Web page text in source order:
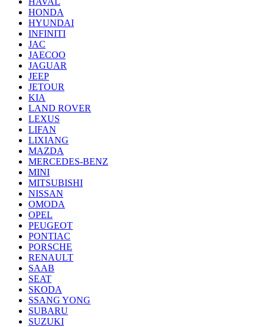
HONDA
HYUNDAI
INFINITI
JAC
JAECOO
JAGUAR
JEEP
JETOUR
KIA
LAND ROVER
LEXUS
LIFAN
LIXIANG
MAZDA
MERCEDES-BENZ
MINI
MITSUBISHI
NISSAN
OMODA
OPEL
PEUGEOT
PONTIAC
PORSCHE
RENAULT
SAAB
SEAT
SKODA
SSANG YONG
SUBARU
SUZUKI